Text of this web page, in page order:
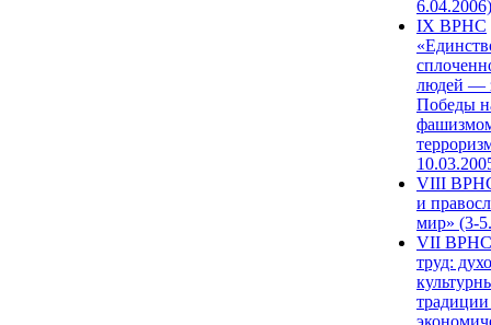
6.04.2006)
IX ВРНС
людей —
Победы
VIII
и
мир» (3-
VII ВРНС
труд: